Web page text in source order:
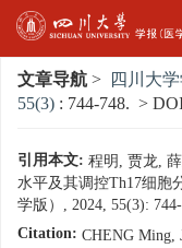
文章导航 > 四川大
55(3) : 744-748. >
引用本文: 程明, 贾龙,
水平及其调控Th17细胞
学版）, 2024, 55(3):
Citation: CHENG Ming,